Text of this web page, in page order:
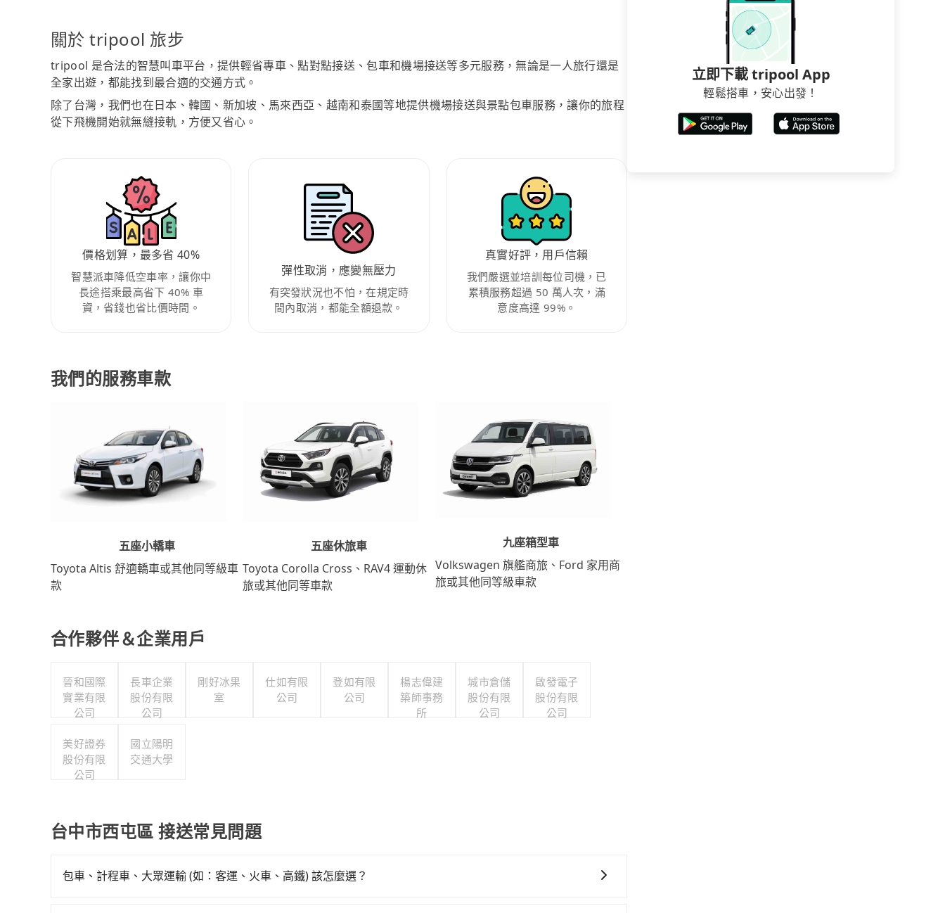
關於 tripool 旅步
tripool 是合法的智慧叫車平台，提供輕省專車、點對點接送、包車和機場接送等多元服務，無論是一人旅行還是
全家出遊，都能找到最合適的交通方式。
除了台灣，我們也在日本、韓國、新加坡、馬來西亞、越南和泰國等地提供機場接送與景點包車服務，讓你的旅程
從下飛機開始就無縫接軌，方便又省心。
價格划算，最多省 40%
智慧派車降低空車率，讓你中
長途搭乘最高省下 40% 車
資，省錢也省比價時間。
彈性取消，應變無壓力
有突發狀況也不怕，在規定時
間內取消，都能全額退款。
真實好評，用戶信賴
我們嚴選並培訓每位司機，已
累積服務超過 50 萬人次，滿
意度高達 99%。
我們的服務車款
五座小轎車
Toyota Altis 舒適轎車或其他同等級車
款
五座休旅車
Toyota Corolla Cross、RAV4 運動休
旅或其他同等車款
九座箱型車
Volkswagen 旗艦商旅、Ford 家用商
旅或其他同等級車款
合作夥伴＆企業用戶
晉和國際
實業有限
公司
長車企業
股份有限
公司
剛好冰果
室
仕如有限
公司
登如有限
公司
楊志偉建
築師事務
所
城市倉儲
股份有限
公司
啟發電子
股份有限
公司
美好證券
股份有限
公司
國立陽明
交通大學
台中市西屯區 接送常見問題
包車、計程車、大眾運輸 (如：客運、火車、高鐵) 該怎麼選？
立即下載 tripool App
輕鬆搭車，安心出發！